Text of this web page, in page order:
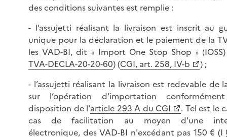
des conditions suivantes est remplie :
- l’assujetti réalisant la livraison est inscrit au
unique pour la déclaration et le paiement de la
les VAD-BI, dit « Import One Stop Shop » (
TVA-DECLA-20-20-60) (CGI, art. 258, IV-b
) ;
- l’assujetti réalisant la livraison est redevable de
sur l’opération d’importation
disposition de l'article 293 A du CGI
. Tel est le
cas de facilitation au moyen d'une
électronique, des VAD-BI n'excédant pas 150 € (I